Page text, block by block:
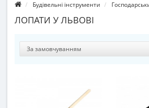
Будівельні інструменти
ЛОПАТИ У ЛЬВОВІ